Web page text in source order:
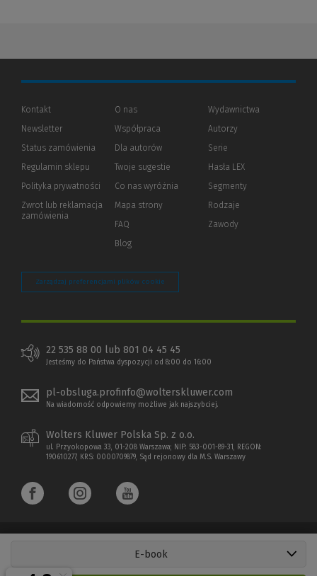
E-book
Kontakt
Newsletter
Status zamówienia
Regulamin sklepu
Polityka prywatności (Nowe
(Link
innej
Zwrot lub reklamacja
zamówienia
O nas
Współpraca
Dla autorów(Nowe
(Link
innej
strony)
Twoje sugestie
Co nas wyróżnia
Mapa strony
FAQ
Blog
Wydawnictwa
Autorzy
Serie
Hasła LEX
Segmenty
Rodzaje
Zawody
Zarządzaj preferencjami plików cookie
22 535 88 00 lub 801 04 45 45
Jesteśmy do Państwa dyspozycji od 8:00 do 16:00
pl-obsluga.profinfo@wolterskluwer.com
Na wiadomość odpowiemy możliwe jak najszybciej.
Wolters Kluwer Polska Sp. z o.o.
ul. Przyokopowa 33, 01-208 Warszawa; NIP: 583-001-89-31, REGON:
190610277, KRS: 0000709879, Sąd rejonowy dla M.S. Warszawy